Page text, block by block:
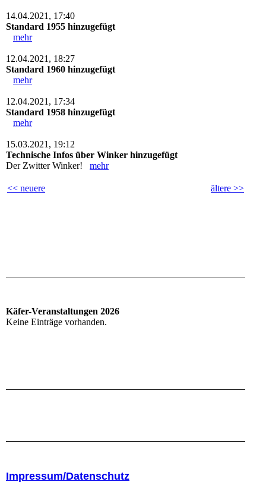
14.04.2021, 17:40
Standard 1955 hinzugefügt
mehr
12.04.2021, 18:27
Standard 1960 hinzugefügt
mehr
12.04.2021, 17:34
Standard 1958 hinzugefügt
mehr
15.03.2021, 19:12
Technische Infos über Winker hinzugefügt
Der Zwitter Winker! mehr
<< neuere ältere >>
Käfer-Veranstaltungen 2026
Keine Einträge vorhanden.
Impressum/Datenschutz